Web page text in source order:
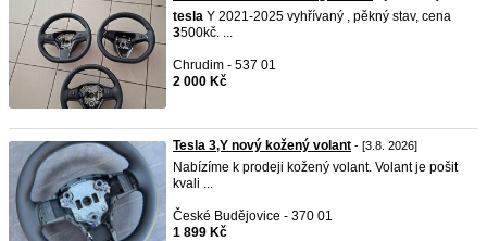
tesla Y 2021-2025 vyhřívaný , pěkný stav, cena
3500kč. ...
Chrudim - 537 01
2 000 Kč
Tesla 3,Y nový kožený volant - [3.8. 2026]
Nabízíme k prodeji kožený volant. Volant je pošit
kvali ...
České Budějovice - 370 01
1 899 Kč